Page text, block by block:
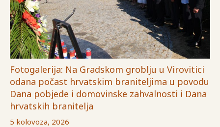
Fotogalerija: Na Gradskom groblju u Virovitici
odana počast hrvatskim braniteljima u povodu
Dana pobjede i domovinske zahvalnosti i Dana
hrvatskih branitelja
5 kolovoza, 2026